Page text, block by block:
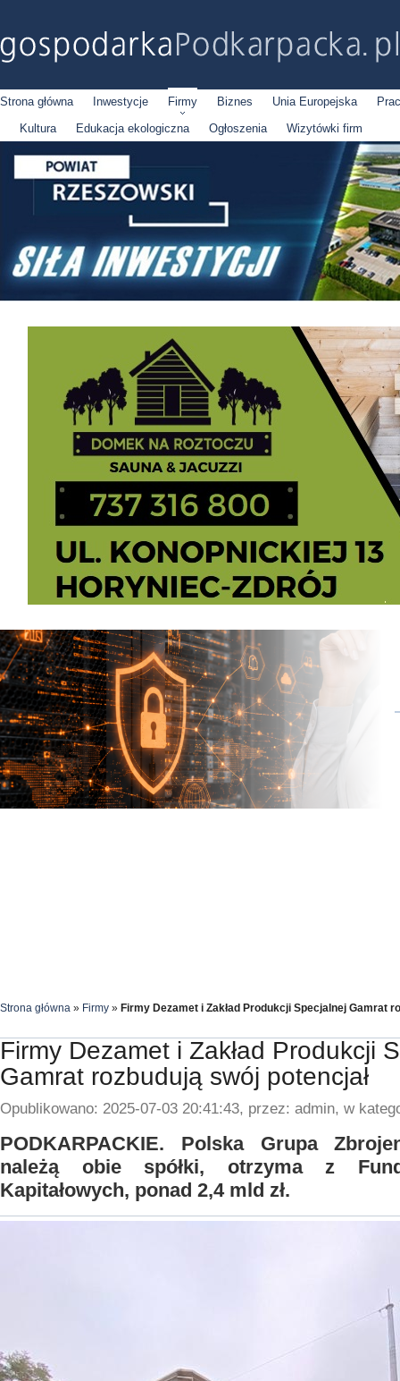
Strona główna Inwestycje Firmy Biznes Unia Europejska
Kultura
Edukacja ekologiczna Ogłoszenia Wizytówki firm
Strona główna » Firmy » Firmy Dezamet i Zakład Produkcji Specjalnej Gamrat
Firmy Dezamet i Zakład Produkcji
Gamrat rozbudują swój potencjał
Opublikowano: 2025-07-03 20:41:43, przez: admin, w
PODKARPACKIE. Polska Grupa
należą obie spółki, otrzyma z
Kapitałowych, ponad 2,4 mld zł.